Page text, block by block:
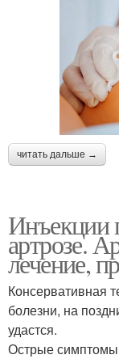
читать дальше →
Инъекции
артрозе.
лечение,
Консервативная
болезни, на
удастся.
Острые